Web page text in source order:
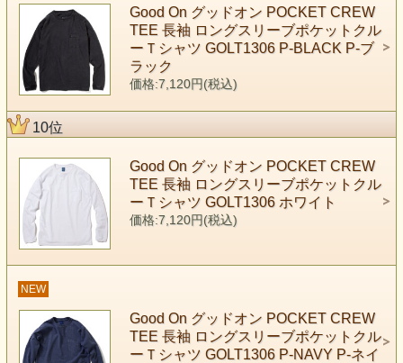
Good On グッドオン POCKET CREW
TEE 長袖 ロングスリーブポケットクル
ーＴシャツ GOLT1306 P-BLACK P-ブ
ラック
価格:7,120円(税込)
10位
Good On グッドオン POCKET CREW
TEE 長袖 ロングスリーブポケットクル
ーＴシャツ GOLT1306 ホワイト
価格:7,120円(税込)
NEW
Good On グッドオン POCKET CREW
TEE 長袖 ロングスリーブポケットクル
ーＴシャツ GOLT1306 P-NAVY P-ネイ